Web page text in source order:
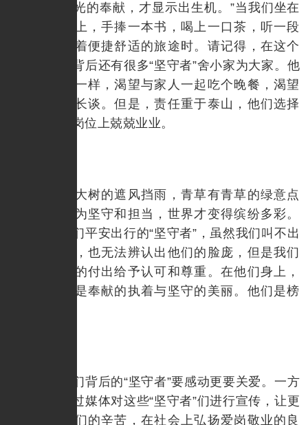
因为雨露阳光的奉献，才显示出生机。”当我们坐在
飞驰的高铁上，手捧一本书，喝上一口茶，听一段
音乐，享受着便捷舒适的旅途时。请记得，在这个
时刻，我们背后还有很多“坚守者”舍小家为大家。他
们，和你我一样，渴望与家人一起吃个晚餐，渴望
与父母促膝长谈。但是，责任重于泰山，他们选择
了在自己的岗位上兢兢业业。
大树有大树的遮风挡雨，青草有青草的绿意点
缀，正是因为坚守和担当，世界才变得缤纷多彩。
这些保障我们平安出行的“坚守者”，虽然我们叫不出
他们的名字，也无法辨认出他们的脸庞，但是我们
应该对他们的付出给予认可和尊重。在他们身上，
我们看到的是奉献的执着与坚守的美丽。他们是榜
对于我们背后的“坚守者”要感动更要关爱。一方
面，应该通过媒体对这些“坚守者”们进行宣传，让更
多人了解他们的辛苦，在社会上弘扬爱岗敬业的良